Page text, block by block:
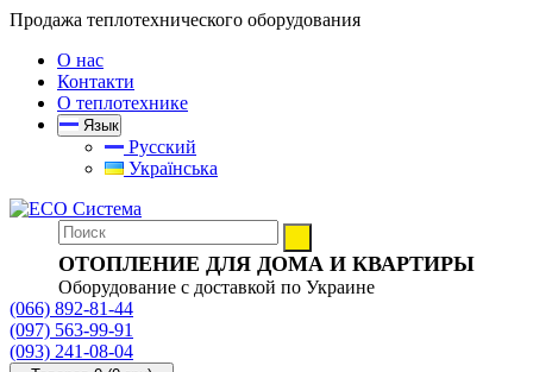
Продажа теплотехнического оборудования
О нас
Контакти
О теплотехнике
Язык
Русский
Українська
ОТОПЛЕНИЕ ДЛЯ ДОМА И КВАРТИРЫ
Оборудование с доставкой по Украине
(066) 892-81-44
(097) 563-99-91
(093) 241-08-04